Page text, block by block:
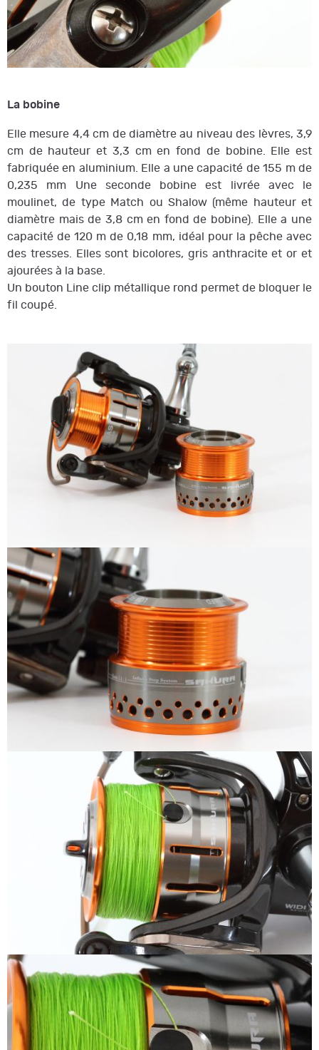
La bobine
Elle mesure 4,4 cm de diamètre au niveau des lèvres, 3,9
cm de hauteur et 3,3 cm en fond de bobine. Elle est
fabriquée en aluminium. Elle a une capacité de 155 m de
0,235 mm Une seconde bobine est livrée avec le
moulinet, de type Match ou Shalow (même hauteur et
diamètre mais de 3,8 cm en fond de bobine). Elle a une
capacité de 120 m de 0,18 mm, idéal pour la pêche avec
des tresses. Elles sont bicolores, gris anthracite et or et
ajourées à la base.
Un bouton Line clip métallique rond permet de bloquer le
fil coupé.